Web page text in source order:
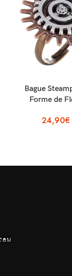
AJOUTER AU PANIER
Bague
Forme de
24,90€